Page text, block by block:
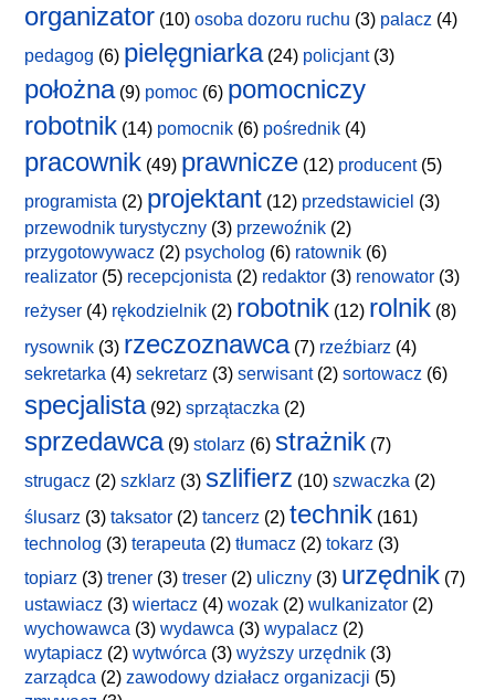
organizator (10) osoba dozoru ruchu (3) palacz (4)
pedagog (6) pielęgniarka(24) policjant(3)
położna(9) pomoc (6) pomocniczy
robotnik (14) pomocnik (6) pośrednik (4)
pracownik (49) prawnicze (12) producent(5)
programista (2) projektant (12) przedstawiciel (3)
przewodnik turystyczny (3) przewoźnik (2)
przygotowywacz (2) psycholog (6) ratownik (6)
realizator (5) recepcjonista (2) redaktor (3) renowator (3)
reżyser (4) rękodzielnik (2) robotnik (12) rolnik (8)
rysownik (3) rzeczoznawca(7) rzeźbiarz (4)
sekretarka (4) sekretarz (3) serwisant(2) sortowacz (6)
specjalista(92) sprzątaczka (2)
sprzedawca(9) stolarz (6) strażnik (7)
strugacz (2) szklarz (3) szlifierz (10) szwaczka (2)
ślusarz (3) taksator (2) tancerz (2) technik (161)
technolog (3) terapeuta (2) tłumacz (2) tokarz (3)
topiarz (3) trener (3) treser (2) uliczny (3) urzędnik (7)
ustawiacz (3) wiertacz (4) wozak (2) wulkanizator (2)
wychowawca (3) wydawca (3) wypalacz (2)
wytapiacz (2) wytwórca (3) wyższy urzędnik (3)
zarządca (2) zawodowy działacz organizacji (5)